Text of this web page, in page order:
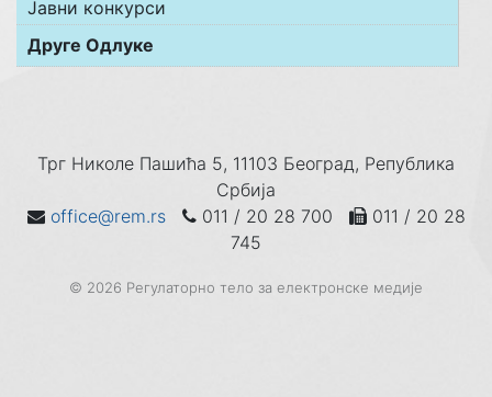
Јавни конкурси
Друге Одлуке
Трг Николе Пашића 5, 11103 Београд, Република
Србија
office@rem.rs
011 / 20 28 700
011 / 20 28
745
© 2026 Регулаторно тело за електронске медије